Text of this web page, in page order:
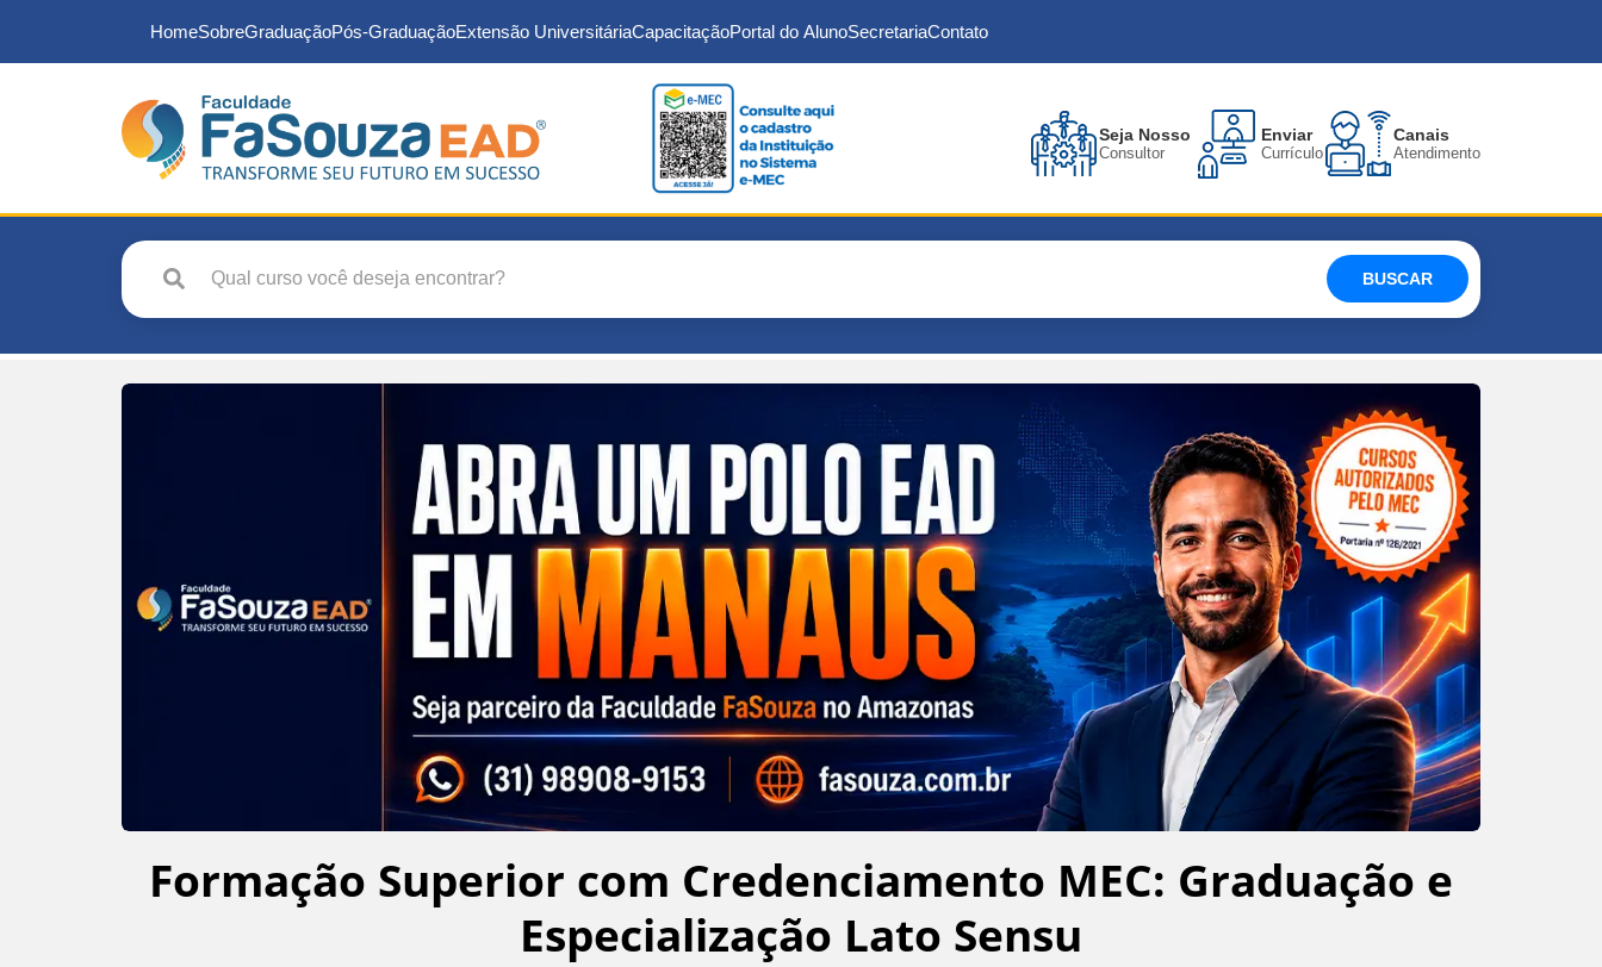
HomeSobreGraduaçãoPós-GraduaçãoExtensão UniversitáriaCapacitaçãoPortal do AlunoSecretariaContato
Seja Nosso
Consultor
Enviar
Currículo
Canais
Atendimento
BUSCAR
Formação Superior com Credenciamento MEC: Graduação e
Especialização Lato Sensu